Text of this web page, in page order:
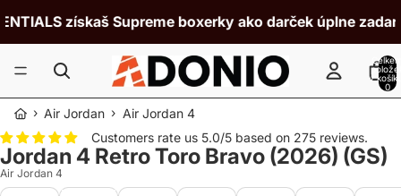
získaš Supreme boxerky ako darček úplne zadarmo!
v
0
› Air Jordan › Air Jordan 4
Customers rate us 5.0/5 based on 275 reviews.
Jordan 4 Retro Toro Bravo (2026) (GS)
Air Jordan 4